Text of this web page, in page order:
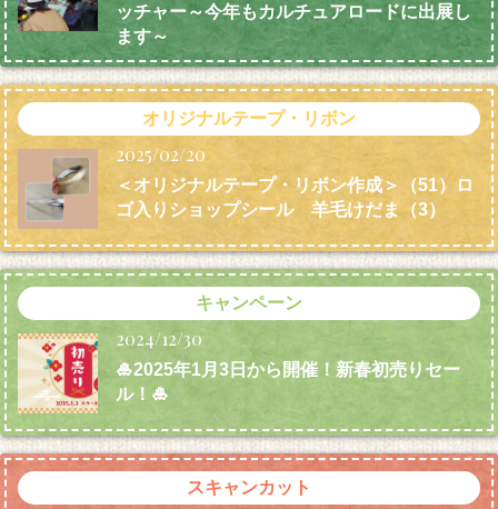
ッチャー～今年もカルチュアロードに出展し
ます～
オリジナルテープ・リボン
2025/02/20
＜オリジナルテープ・リボン作成＞（51）ロ
ゴ入りショップシール 羊毛けだま （3）
キャンペーン
2024/12/30
🎍2025年1月3日から開催！新春初売りセー
ル！🎍
スキャンカット